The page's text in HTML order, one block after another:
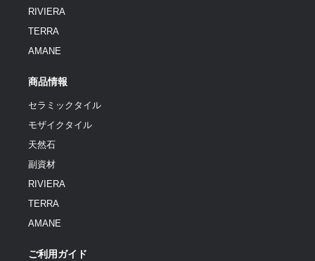
RIVIERA
TERRA
AMANE
商品情報
セラミックタイル
モザイクタイル
天然石
副資材
RIVIERA
TERRA
AMANE
ご利用ガイド